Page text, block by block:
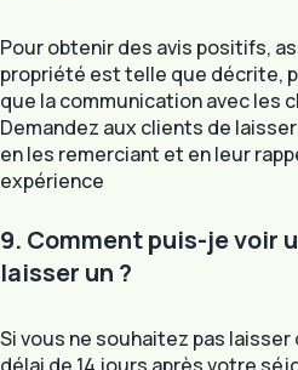
Pour obtenir des avis positifs,
propriété est telle que décrite,
que la communication avec les
Demandez aux clients de
en les remerciant et en leur
expérience
9. Comment puis-je voir
laisser un ?
Si vous ne souhaitez pas laisser